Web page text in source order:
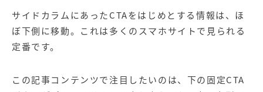
サイドカラムにあったCTAをはじめとする情報は、ほ
ぼ下側に移動。これは多くのスマホサイトで見られる
定番です。
この記事コンテンツで注目したいのは、下の固定CTA